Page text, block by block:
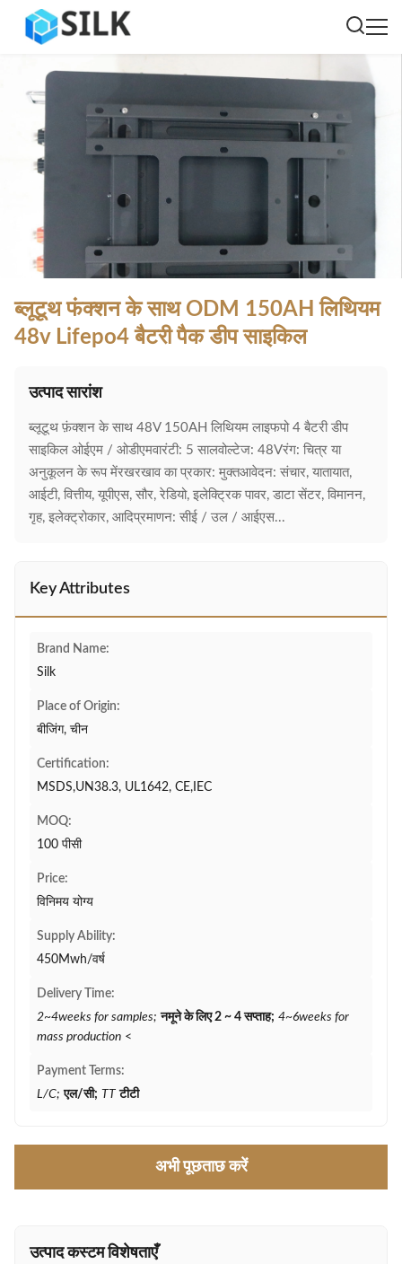
ब्लूटूथ फंक्शन के साथ ODM 150AH लिथियम
48v Lifepo4 बैटरी पैक डीप साइकिल
उत्पाद सारांश
ब्लूटूथ फ़ंक्शन के साथ 48V 150AH लिथियम लाइफपो 4 बैटरी डीप
साइकिल ओईएम / ओडीएमवारंटी: 5 सालवोल्टेज: 48Vरंग: चित्र या
अनुकूलन के रूप मेंरखरखाव का प्रकार: मुक्तआवेदन: संचार, यातायात,
आईटी, वित्तीय, यूपीएस, सौर, रेडियो, इलेक्ट्रिक पावर, डाटा सेंटर, विमानन,
गृह, इलेक्ट्रोकार, आदिप्रमाणन: सीई / उल / आईएस...
Key Attributes
Brand Name:
Silk
Place of Origin:
बीजिंग, चीन
Certification:
MSDS,UN38.3, UL1642, CE,IEC
MOQ:
100 पीसी
Price:
विनिमय योग्य
Supply Ability:
450Mwh/वर्ष
Delivery Time:
2~4weeks for samples; नमूने के लिए 2 ~ 4 सप्ताह; 4~6weeks for
mass production <
Payment Terms:
L/C; एल/सी; TT टीटी
अभी पूछताछ करें
उत्पाद कस्टम विशेषताएँ